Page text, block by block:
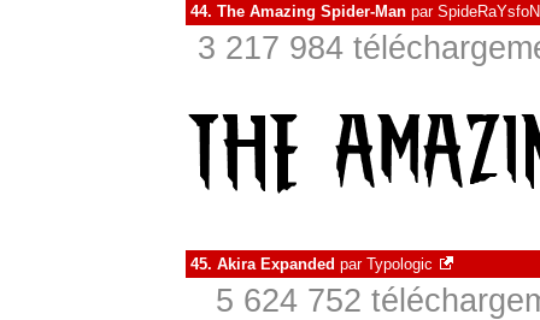
44. The Amazing Spider-Man par
3 217 984
45. Akira Expanded par Typologic
5 624 752